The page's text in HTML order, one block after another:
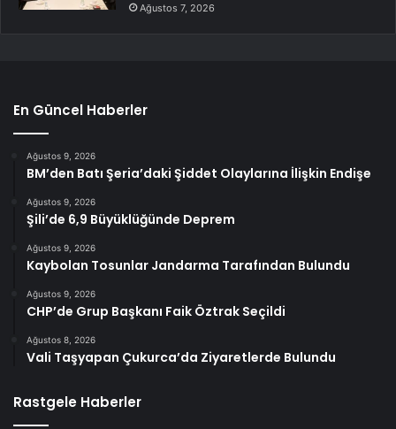
Ağustos 7, 2026
En Güncel Haberler
Ağustos 9, 2026
BM’den Batı Şeria’daki Şiddet Olaylarına İlişkin Endişe
Ağustos 9, 2026
Şili’de 6,9 Büyüklüğünde Deprem
Ağustos 9, 2026
Kaybolan Tosunlar Jandarma Tarafından Bulundu
Ağustos 9, 2026
CHP’de Grup Başkanı Faik Öztrak Seçildi
Ağustos 8, 2026
Vali Taşyapan Çukurca’da Ziyaretlerde Bulundu
Rastgele Haberler